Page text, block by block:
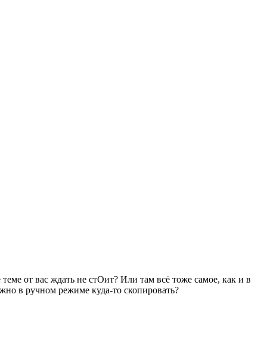
от вас ждать не стОит? Или там всё тоже самое, как и в
в ручном режиме куда-то скопировать?